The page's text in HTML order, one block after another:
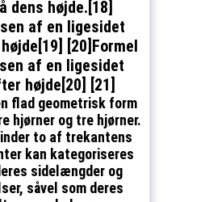
dens højde.[18]
af en ligesidet
[20]Formel
af en ligesidet
højde[20] [21]
flad geometrisk form
hjørner og tre hjørner.
to af trekantens
kan kategoriseres
sidelængder og
såvel som deres